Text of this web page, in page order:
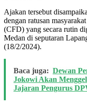
Ajakan tersebut
dengan ratusan
(CFD) yang secara rutin
Medan di seputaran
(18/2/2024).
Baca juga: Dewan
Jokowi Akan
Jajaran Pengurus